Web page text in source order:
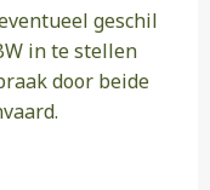
geschil
in te stellen
door beide